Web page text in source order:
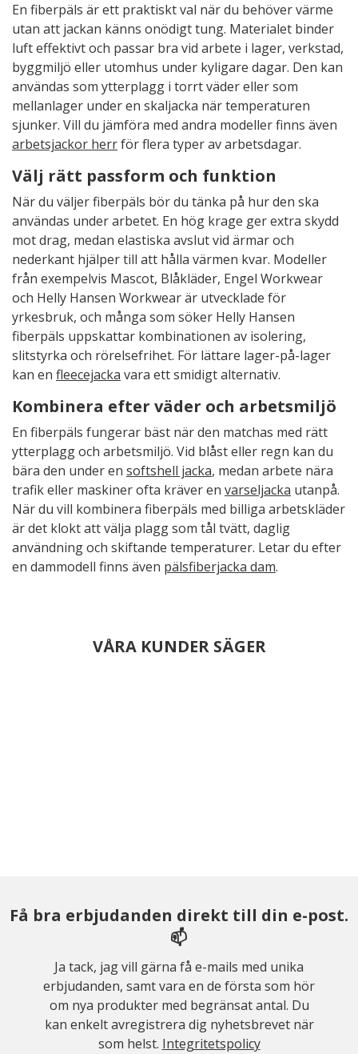
En fiberpäls är ett praktiskt val när du behöver värme
utan att jackan känns onödigt tung. Materialet binder
luft effektivt och passar bra vid arbete i lager, verkstad,
byggmiljö eller utomhus under kyligare dagar. Den kan
användas som ytterplagg i torrt väder eller som
mellanlager under en skaljacka när temperaturen
sjunker. Vill du jämföra med andra modeller finns även
arbetsjackor herrför flera typer av arbetsdagar.
Välj rätt passform och funktion
När du väljer fiberpäls bör du tänka på hur den ska
användas under arbetet. En hög krage ger extra skydd
mot drag, medan elastiska avslut vid ärmar och
nederkant hjälper till att hålla värmen kvar. Modeller
från exempelvis Mascot, Blåkläder, Engel Workwear
och Helly Hansen Workwear är utvecklade för
yrkesbruk, och många som söker Helly Hansen
fiberpäls uppskattar kombinationen av isolering,
slitstyrka och rörelsefrihet. För lättare lager-på-lager
kan en fleecejacka vara ett smidigt alternativ.
Kombinera efter väder och arbetsmiljö
En fiberpäls fungerar bäst när den matchas med rätt
ytterplagg och arbetsmiljö. Vid blåst eller regn kan du
bära den under en softshell jacka, medan arbete nära
trafik eller maskiner ofta kräver en varseljacka utanpå.
När du vill kombinera fiberpäls med billiga arbetskläder
är det klokt att välja plagg som tål tvätt, daglig
användning och skiftande temperaturer. Letar du efter
en dammodell finns även pälsfiberjacka dam.
VÅRA KUNDER SÄGER
Få bra erbjudanden direkt till din e-post.
📫
Ja tack, jag vill gärna få e-mails med unika
erbjudanden, samt vara en de första som hör
om nya produkter med begränsat antal. Du
kan enkelt avregistrera dig nyhetsbrevet när
som helst. Integritetspolicy